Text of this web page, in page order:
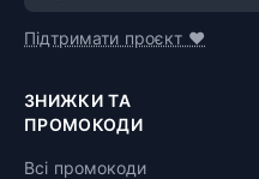
Підтримати проєкт ❤️
ЗНИЖКИ ТА
ПРОМОКОДИ
Всі промокоди